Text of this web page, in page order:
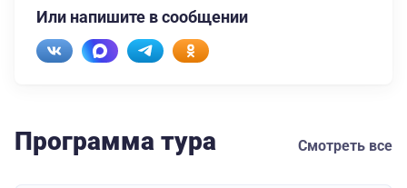
Или напишите в сообщении
Программа тура Смотреть все